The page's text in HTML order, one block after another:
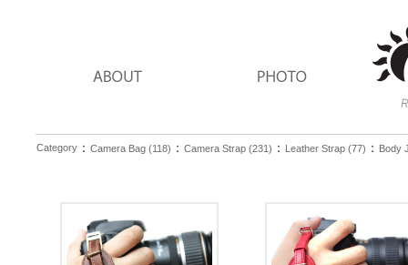
Category ： Camera Bag (118) ： Camera Strap (231) ： Leather Strap (77) ： Body